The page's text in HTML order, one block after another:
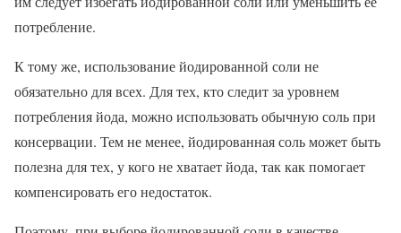
потребление.
К тому же, использование йодированной соли не
обязательно для всех. Для тех, кто следит за уровнем
потребления йода, можно использовать обычную соль при
консервации. Тем не менее, йодированная соль может быть
полезна для тех, у кого не хватает йода, так как помогает
компенсировать его недостаток.